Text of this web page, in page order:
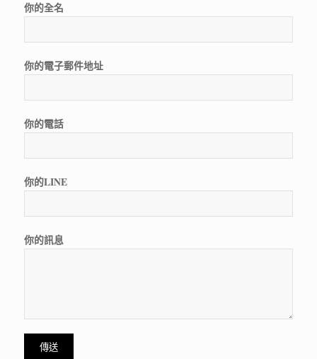
你的全名
你的電子郵件地址
你的電話
你的LINE
你的訊息